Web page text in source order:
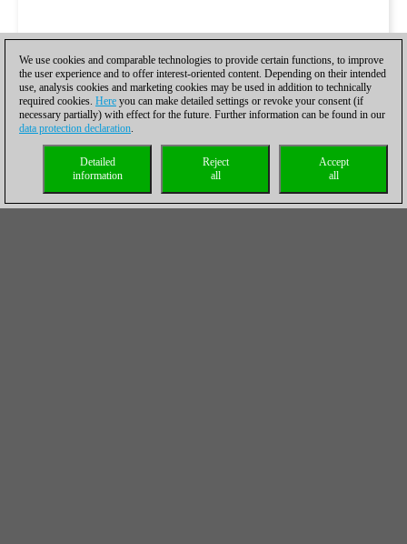
We use cookies and comparable technologies to provide certain functions, to improve
the user experience and to offer interest-oriented content. Depending on their intended
use, analysis cookies and marketing cookies may be used in addition to technically
required cookies. Here you can make detailed settings or revoke your consent (if
necessary partially) with effect for the future. Further information can be found in our
data protection declaration.
Accept
all
Reject
all
Detailed
information